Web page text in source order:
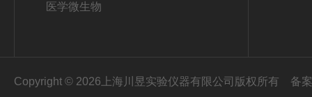
医学微生物
Copyright © 2026上海川昱实验仪器有限公司版权所有 备